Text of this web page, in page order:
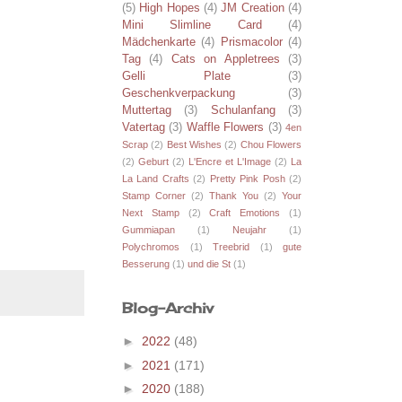
(5) High Hopes (4) JM Creation (4)
Mini Slimline Card
(4)
Mädchenkarte (4) Prismacolor (4)
Tag
(4) Cats on Appletrees
(3)
Gelli Plate
(3)
Geschenkverpackung
(3)
Muttertag
(3) Schulanfang
(3)
Vatertag (3) Waffle Flowers (3) 4en
Scrap (2) Best Wishes (2) Chou Flowers
(2) Geburt (2) L'Encre et L'Image (2) La
La Land Crafts (2) Pretty Pink Posh (2)
Stamp Corner (2) Thank You (2) Your
Next Stamp
(2) Craft Emotions
(1)
Gummiapan
(1) Neujahr
(1)
Polychromos
(1) Treebrid (1)
gute
Besserung (1) und die St (1)
Blog-Archiv
► 2022 (48)
► 2021 (171)
► 2020 (188)